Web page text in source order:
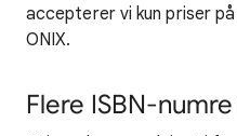
accepterer vi kun priser
ONIX.
Flere ISBN-